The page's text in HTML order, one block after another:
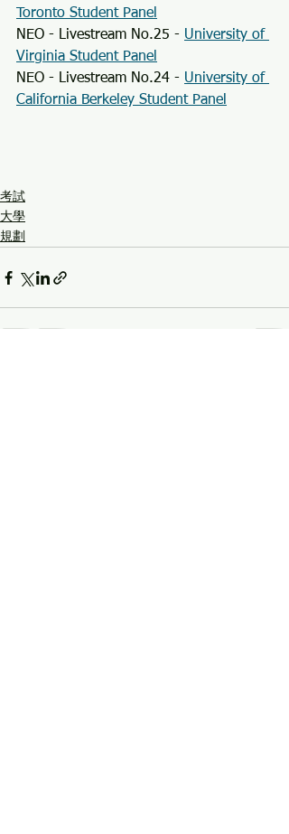
Toronto Student Panel
NEO - Livestream No.25 - University of
Virginia Student Panel
NEO - Livestream No.24 - University of
California Berkeley Student Panel
考試
大學
規劃